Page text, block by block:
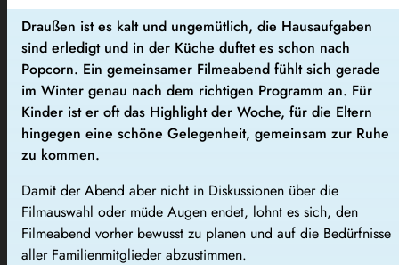
Draußen ist es kalt und ungemütlich, die Hausaufgaben
sind erledigt und in der Küche duftet es schon nach
Popcorn. Ein gemeinsamer Filmeabend fühlt sich gerade
im Winter genau nach dem richtigen Programm an. Für
Kinder ist er oft das Highlight der Woche, für die Eltern
hingegen eine schöne Gelegenheit, gemeinsam zur Ruhe
zu kommen.
Damit der Abend aber nicht in Diskussionen über die
Filmauswahl oder müde Augen endet, lohnt es sich, den
Filmeabend vorher bewusst zu planen und auf die Bedürfnisse
aller Familienmitglieder abzustimmen.